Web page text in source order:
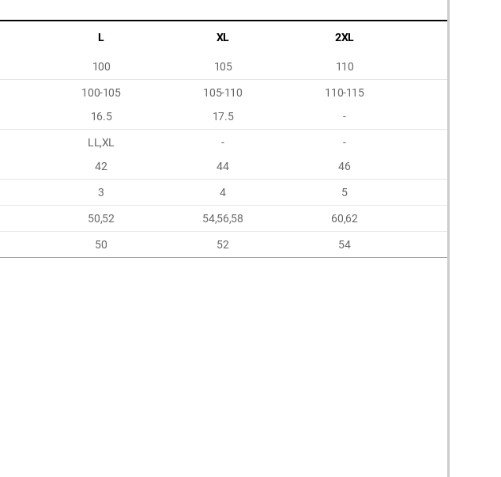
L XL 2XL
100 105 110
100-105
16.5
105-110
17.5
110-115
-
LL,XL
42
-
44
-
46
3 4 5
50,52 54,56,58 60,62
50 52 54